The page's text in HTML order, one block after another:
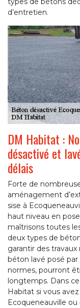
d’entretien.
DM Habitat :
désactivé et
délais
Forte de
aménagement
sise à
haut niveau en
maîtrisons toutes
deux types de
garantir des
béton lavé posé
normes, pourront
longtemps. Dans
Habitat si vous
Ecoqueneauville